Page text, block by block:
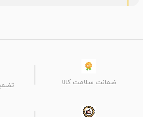
ضمانت سلامت کالا